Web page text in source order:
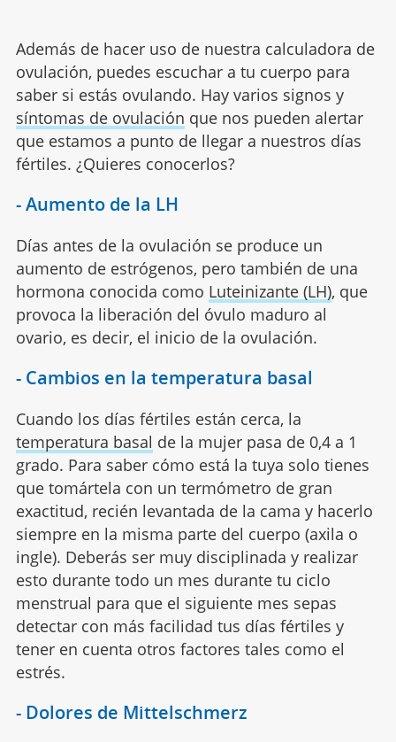
Además de hacer uso de nuestra calculadora de
ovulación, puedes escuchar a tu cuerpo para
saber si estás ovulando. Hay varios signos y
síntomas de ovulación que nos pueden alertar
que estamos a punto de llegar a nuestros días
fértiles. ¿Quieres conocerlos?
- Aumento de la LH
Días antes de la ovulación se produce un
aumento de estrógenos, pero también de una
hormona conocida como Luteinizante (LH), que
provoca la liberación del óvulo maduro al
ovario, es decir, el inicio de la ovulación.
- Cambios en la temperatura basal
Cuando los días fértiles están cerca, la
temperatura basal de la mujer pasa de 0,4 a 1
grado. Para saber cómo está la tuya solo tienes
que tomártela con un termómetro de gran
exactitud, recién levantada de la cama y hacerlo
siempre en la misma parte del cuerpo (axila o
ingle). Deberás ser muy disciplinada y realizar
esto durante todo un mes durante tu ciclo
menstrual para que el siguiente mes sepas
detectar con más facilidad tus días fértiles y
tener en cuenta otros factores tales como el
estrés.
- Dolores de Mittelschmerz